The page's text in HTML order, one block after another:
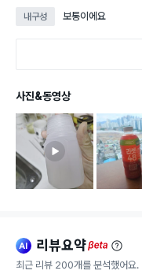
내구성 보통이에요
사진&동영상
ai 리뷰요약beta
최근 리뷰 200개를 분석했어요.